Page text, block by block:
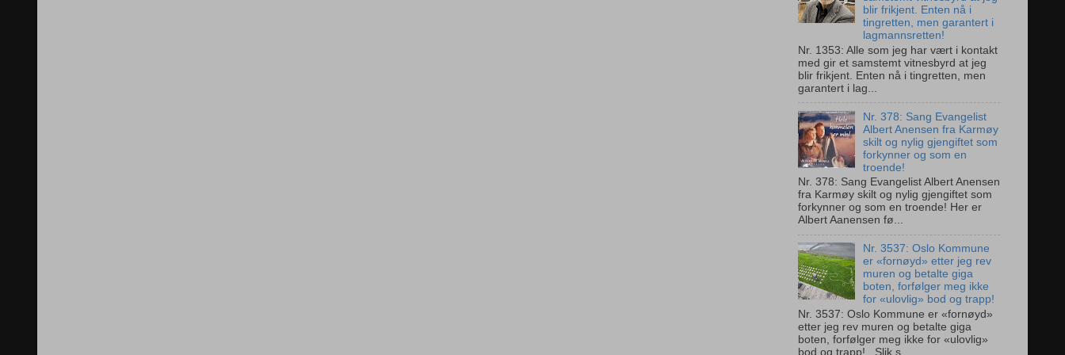
blir frikjent. Enten nå i
tingretten, men garantert i
lagmannsretten!
Nr. 1353: Alle som jeg har vært i kontakt
med gir et samstemt vitnesbyrd at jeg
blir frikjent. Enten nå i tingretten, men
garantert i lag...
Nr. 378: Sang Evangelist
Albert Anensen fra Karmøy
skilt og nylig gjengiftet som
forkynner og som en
troende!
Nr. 378: Sang Evangelist Albert Anensen
fra Karmøy skilt og nylig gjengiftet som
forkynner og som en troende! Her er
Albert Aanensen fø...
Nr. 3537: Oslo Kommune
er «fornøyd» etter jeg rev
muren og betalte giga
boten, forfølger meg ikke
for «ulovlig» bod og trapp!
Nr. 3537: Oslo Kommune er «fornøyd»
etter jeg rev muren og betalte giga
boten, forfølger meg ikke for «ulovlig»
bod og trapp! Slik s...